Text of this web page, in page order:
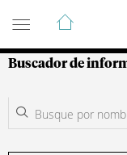
Guía de
Buscador de